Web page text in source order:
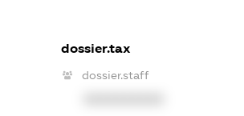
dossier.tax
dossier.staff